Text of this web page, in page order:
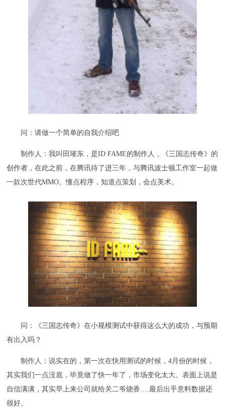
问：请做一个简单的自我介绍吧
制作人：我叫田璀东，是ID FAME的制作人，《三国志传奇》的
创作者，在此之前，在腾讯待了进三年，与腾讯波士顿工作室一起做
一款次世代MMO。懂点程序，知道点策划，会点美术。
问：《三国志传奇》在小规模测试中获得这么大的成功，与预期
有出入吗？
制作人：说实在的，第一次在快用测试的时候，4月份的时候，
其实我们一点没底，毕竟做了快一年了，市场变化太大。表面上说是
自信满满，其实早上来公司就给关二爷烧香….最后出乎意料数据还
很好。